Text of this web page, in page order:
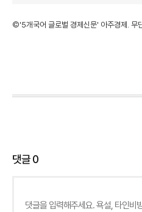
©'5개국어 글로벌 경제신문' 아주경제. 무
댓글0